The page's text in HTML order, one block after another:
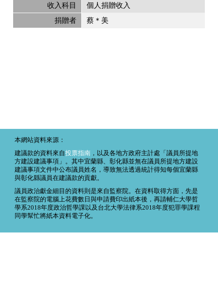
收入科目
個人捐贈收入
捐贈者
蔡＊美
本網站資料來源：
建議款的資料來自投票指南 ，以及各地方政府主計處「議員所提地
方建設建議事項」。其中宜蘭縣、彰化縣並無在議員所提地方建設
建議事項文件中公布議員姓名，導致無法透過統計得知每個宜蘭縣
與彰化縣議員在建議款的貢獻。
議員政治獻金細目的資料則是來自監察院。在資料取得方面，先是
在監察院的電腦上花費數日與申請費印出紙本後，再請輔仁大學哲
學系2018年度政治哲學課以及台北大學法律系2018年度犯罪學課程
同學幫忙將紙本資料電子化。